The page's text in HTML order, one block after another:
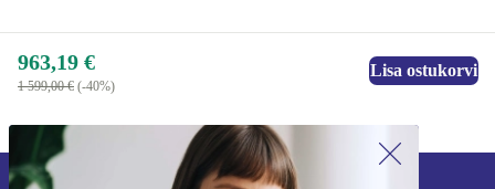
963,19 €
1 599,00 € (-40%)
Lisa ostukorvi